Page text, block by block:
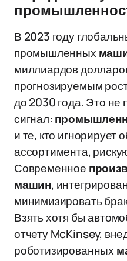
В 2023 году
промышленных
миллиардов
прогнозируемым
до 2030 года. Это
сигнал:
и те, кто игнорирует
ассортимента,
Современное
машин,
минимизировать
Взять хотя бы
отчету McKinsey,
роботизированных